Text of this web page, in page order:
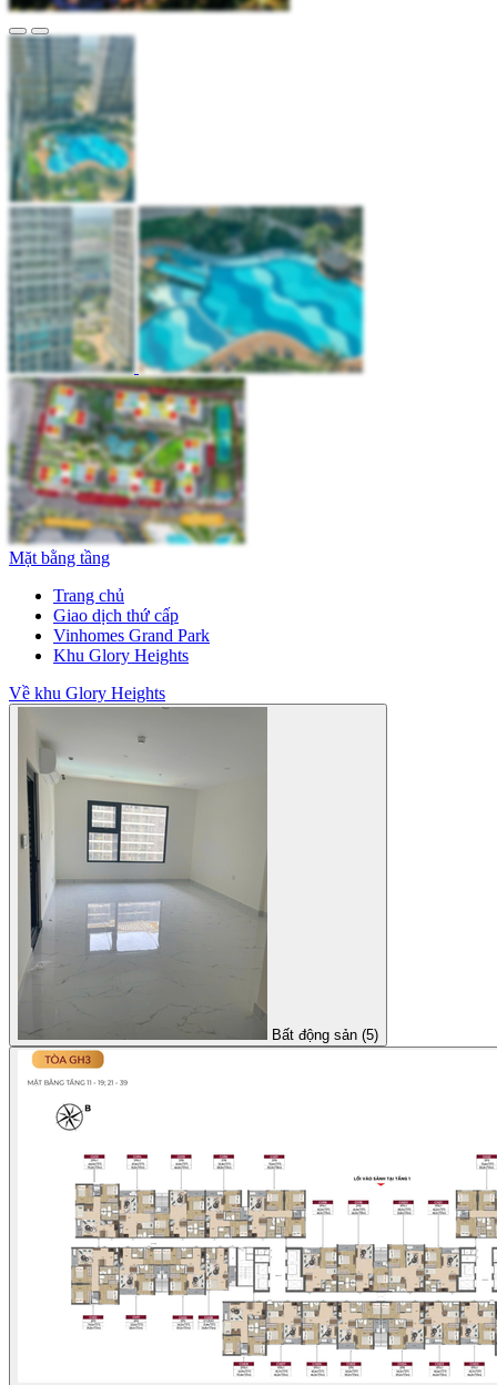
Mặt bằng tầng
Trang chủ
Giao dịch thứ cấp
Vinhomes Grand Park
Khu Glory Heights
Về khu Glory Heights
Bất động sản (5)